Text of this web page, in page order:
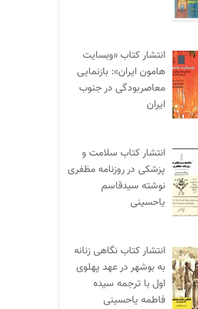
انتشار کتاب «وبسایت
هامون ایران»: بازنمایی
معاصربودگی در جنوب
ایران
انتشار کتاب سلامت و
پزشکی در روزنامه مظفری
نوشته سیدقاسم
یاحسینی
انتشار کتاب نگاهی زنانه
به بوشهر در عهد پهلوی
اول با ترجمه سیده
فاطمه یاحسینی